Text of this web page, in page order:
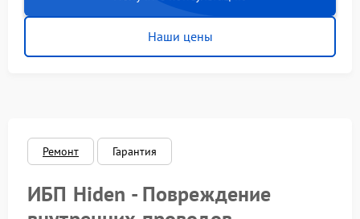
Наши цены
Ремонт Гарантия
ИБП Hiden - Повреждение